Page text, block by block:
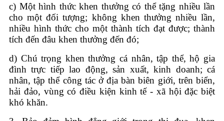
c) Một hình thức khen thưởng có thể tặng nhiều lần
cho một đối tượng; không khen thưởng nhiều lần,
nhiều hình thức cho một thành tích đạt được; thành
tích đến đâu khen thưởng đến đó;
d) Chú trọng khen thưởng cá nhân, tập thể, hộ gia
đình trực tiếp lao động, sản xuất, kinh doanh; cá
nhân, tập thể công tác ở địa bàn biên giới, trên biển,
hải đảo, vùng có điều kiện kinh tế - xã hội đặc biệt
khó khăn.